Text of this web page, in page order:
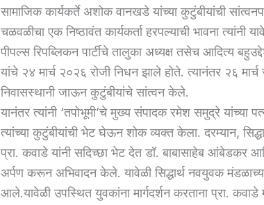
सामाजिक कार्यकर्ते अशोक वानखडे यांच्या कुटुंबीयांची
चळवळीचा एक निष्ठावंत कार्यकर्ता हरपल्याची भावना त्यांनी
पीपल्स रिपब्लिकन पार्टीचे तालुका अध्यक्ष तसेच आदित्य
यांचे २४ मार्च २०२६ रोजी निधन झाले होते. त्यानंतर २६ मार्च
निवासस्थानी जाऊन कुटुंबीयांचे सांत्वन केले.
यानंतर त्यांनी ‘तपोभूमी’चे मुख्य संपादक रमेश समुद्रे यांच्या
त्यांच्या कुटुंबीयांची भेट घेऊन शोक व्यक्त केला. दरम्यान,
प्रा. कवाडे यांनी सदिच्छा भेट देत डॉ. बाबासाहेब आंबेडकर
अर्पण करून अभिवादन केले. यावेळी सिद्धार्थ नवयुवक
आले.यावेळी उपस्थित युवकांना मार्गदर्शन करताना प्रा.